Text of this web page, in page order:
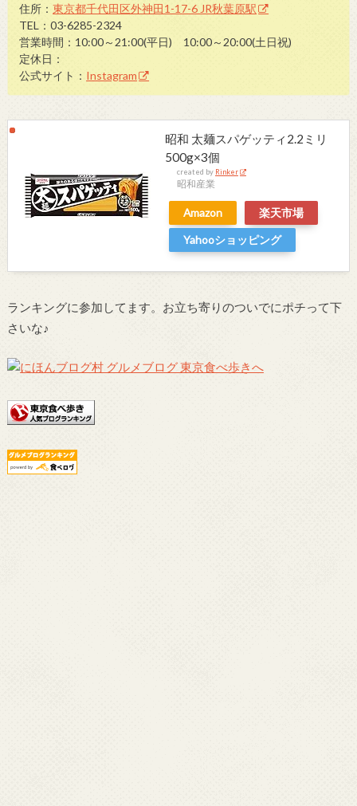
住所：東京都千代田区外神田1-17-6 JR秋葉原駅
TEL：03-6285-2324
営業時間：10:00～21:00(平日) 10:00～20:00(土日祝)
定休日：
公式サイト： Instagram
昭和 太麺スパゲッティ2.2ミリ
500g×3個
created by Rinker
昭和産業
Amazon
楽天市場
Yahooショッピング
ランキングに参加してます。お立ち寄りのついでにポチって下
さいな♪